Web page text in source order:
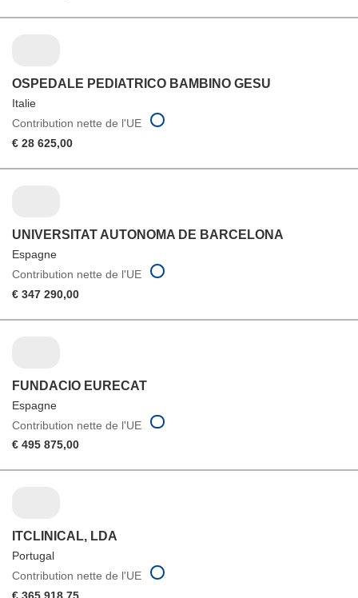
OSPEDALE PEDIATRICO BAMBINO GESU
Italie
Contribution nette de l'UE
€ 28 625,00
UNIVERSITAT AUTONOMA DE BARCELONA
Espagne
Contribution nette de l'UE
€ 347 290,00
FUNDACIO EURECAT
Espagne
Contribution nette de l'UE
€ 495 875,00
ITCLINICAL, LDA
Portugal
Contribution nette de l'UE